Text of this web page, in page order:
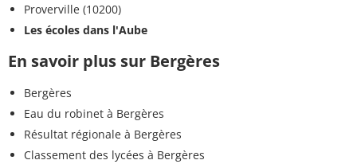
Proverville (10200)
Les écoles dans l'Aube
En savoir plus sur Bergères
Bergères
Eau du robinet à Bergères
Résultat régionale à Bergères
Classement des lycées à Bergères